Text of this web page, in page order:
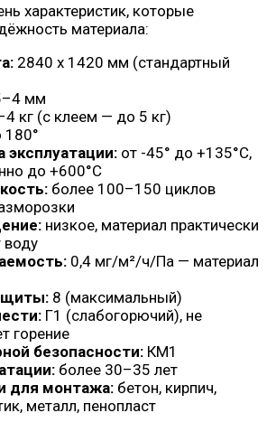
характеристик, которые
материала:
2840 х 1420 мм (стандартный
мм
кг (с клеем — до 5 кг)
180°
эксплуатации: от -45° до +135°С,
до +600°С
более 100–150 циклов
низкое, материал практически
воду
0,4 мг/м²/ч/Па — материал
8 (максимальный)
Г1 (слабогорючий), не
горение
безопасности: КМ1
более 30–35 лет
для монтажа: бетон, кирпич,
металл, пенопласт